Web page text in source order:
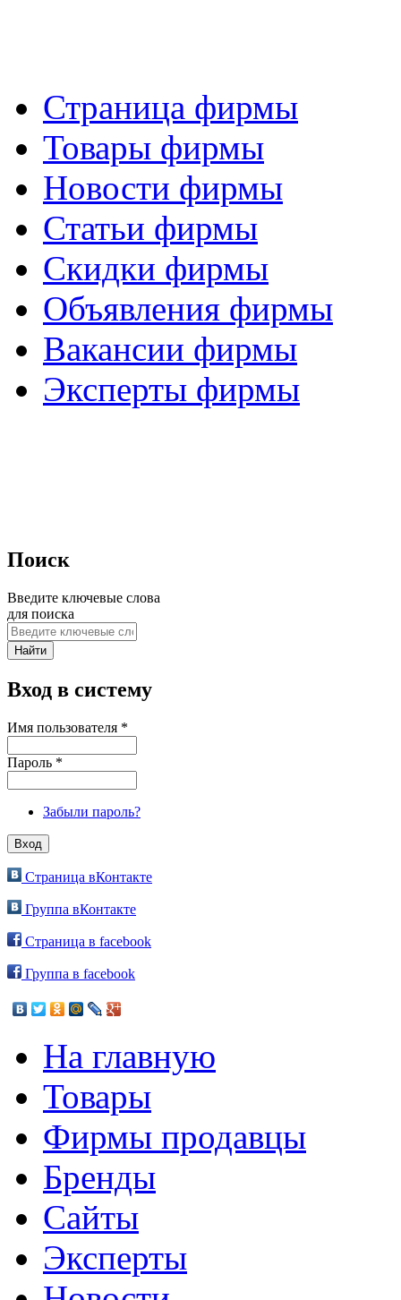
Страница фирмы
Товары фирмы
Новости фирмы
Статьи фирмы
Скидки фирмы
Объявления фирмы
Вакансии фирмы
Эксперты фирмы
Поиск
Введите ключевые слова
для поиска
Вход в систему
Имя пользователя *
Пароль *
Забыли пароль?
Страница вКонтакте
Группа вКонтакте
Страница в facebook
Группа в facebook
На главную
Товары
Фирмы продавцы
Бренды
Сайты
Эксперты